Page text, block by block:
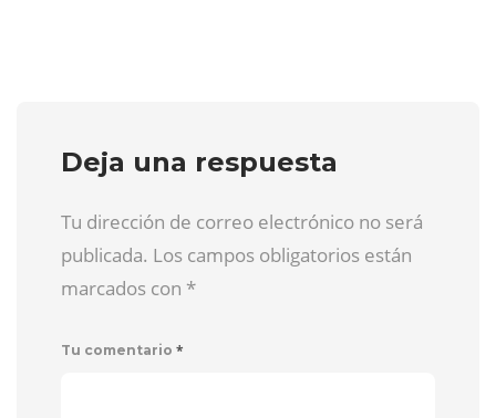
Deja una respuesta
Tu dirección de correo electrónico no será
publicada. Los campos obligatorios están
marcados con *
Tu comentario *